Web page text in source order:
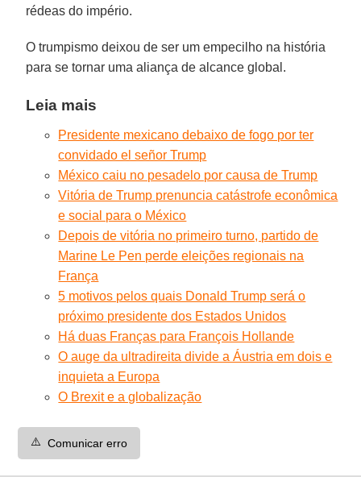
rédeas do império.
O trumpismo deixou de ser um empecilho na história
para se tornar uma aliança de alcance global.
Leia mais
Presidente mexicano debaixo de fogo por ter
convidado el señor Trump
México caiu no pesadelo por causa de Trump
Vitória de Trump prenuncia catástrofe econômica
e social para o México
Depois de vitória no primeiro turno, partido de
Marine Le Pen perde eleições regionais na
França
5 motivos pelos quais Donald Trump será o
próximo presidente dos Estados Unidos
Há duas Franças para François Hollande
O auge da ultradireita divide a Áustria em dois e
inquieta a Europa
O Brexit e a globalização
⚠️ Comunicar erro